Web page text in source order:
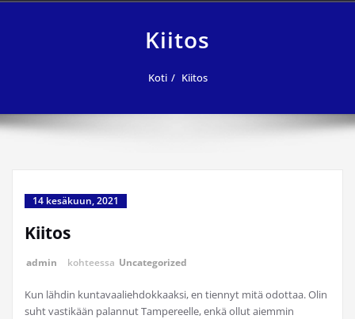
Kiitos
Koti Kiitos
14 kesäkuun, 2021
Kiitos
admin kohteessa Uncategorized
Kun lähdin kuntavaaliehdokkaaksi, en tiennyt mitä odottaa. Olin
suht vastikään palannut Tampereelle, enkä ollut aiemmin